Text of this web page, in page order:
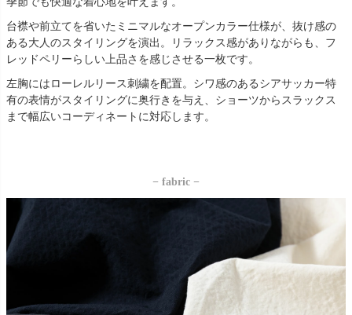
台襟や前立てを省いたミニマルなオープンカラー仕様が、抜け感の
ある大人のスタイリングを演出。リラックス感がありながらも、フ
レッドペリーらしい上品さを感じさせる一枚です。
左胸にはローレルリース刺繍を配置。シワ感のあるシアサッカー特
有の表情がスタイリングに奥行きを与え、ショーツからスラックス
まで幅広いコーディネートに対応します。
− fabric −